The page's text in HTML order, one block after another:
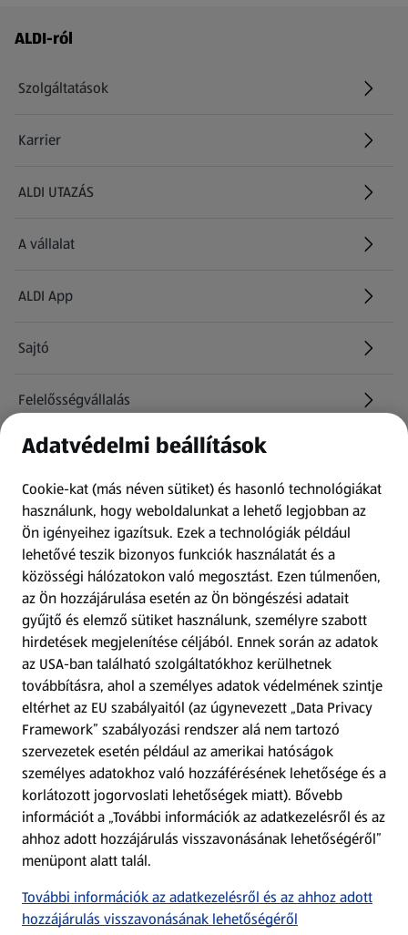
Láblécmenü - további linkek
ALDI-ról
Szolgáltatások
Karrier
(új oldalon nyílik meg)
ALDI UTAZÁS
(új oldalon nyílik meg)
A vállalat
ALDI App
Sajtó
Felelősségvállalás
Információk
Kérdőív
Fizetési lehetőségek
ALDI utalványok
Árcsökkentés
Adattörlő alkalmazás
Szervizpont
(új oldalon nyílik meg)
Fedezz fel minket az interneten!
Töltsd le az ALDI Magyarország applikációt!
Adatvédelmi beállítások
Cookie-kat (más néven sütiket) és hasonló technológiákat
használunk, hogy weboldalunkat a lehető legjobban az
Ön igényeihez igazítsuk. Ezek a technológiák például
lehetővé teszik bizonyos funkciók használatát és a
közösségi hálózatokon való megosztást. Ezen túlmenően,
az Ön hozzájárulása esetén az Ön böngészési adatait
gyűjtő és elemző sütiket használunk, személyre szabott
hirdetések megjelenítése céljából. Ennek során az adatok
az USA-ban található szolgáltatókhoz kerülhetnek
továbbításra, ahol a személyes adatok védelmének szintje
eltérhet az EU szabályaitól (az úgynevezett „Data Privacy
Framework” szabályozási rendszer alá nem tartozó
szervezetek esetén például az amerikai hatóságok
személyes adatokhoz való hozzáférésének lehetősége és a
korlátozott jogorvoslati lehetőségek miatt). Bővebb
információt a „További információk az adatkezelésről és az
ahhoz adott hozzájárulás visszavonásának lehetőségéről”
menüpont alatt talál.
További információk az adatkezelésről és az ahhoz adott
hozzájárulás visszavonásának lehetőségéről